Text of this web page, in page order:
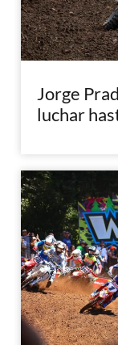
Jorge
luchar